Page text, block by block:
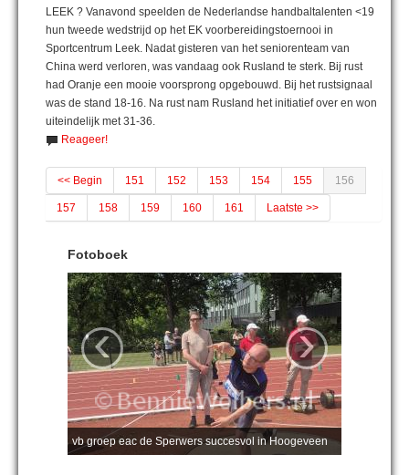
LEEK ? Vanavond speelden de Nederlandse handbaltalenten <19
hun tweede wedstrijd op het EK voorbereidingstoernooi in
Sportcentrum Leek. Nadat gisteren van het seniorenteam van
China werd verloren, was vandaag ook Rusland te sterk. Bij rust
had Oranje een mooie voorsprong opgebouwd. Bij het rustsignaal
was de stand 18-16. Na rust nam Rusland het initiatief over en won
uiteindelijk met 31-36.
Reageer!
<< Begin 151 152 153 154 155 156
157 158 159 160 161 Laatste >>
Fotoboek
vb groep eac de Sperwers succesvol in Hoogeveen
‹ ›